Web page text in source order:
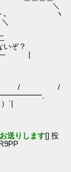
＼
ﾉ─ ､ ヽ
´ ＼
二
ぞ？
── |
_
＼ / /
、
`|
送りします[] 投